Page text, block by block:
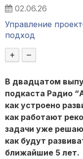
02.06.26
Управление
подход
+
–
В двадцатом
подкаста Радио
как устроено
как работают
задачи уже
как будут
ближайшие 5 лет.